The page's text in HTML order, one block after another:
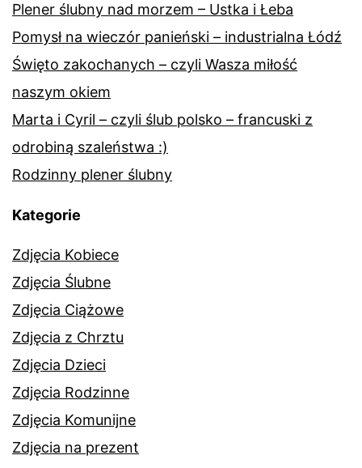
Plener ślubny nad morzem – Ustka i Łeba
Pomysł na wieczór panieński – industrialna Łódź
Święto zakochanych – czyli Wasza miłość
naszym okiem
Marta i Cyril – czyli ślub polsko – francuski z
odrobiną szaleństwa :)
Rodzinny plener ślubny
Kategorie
Zdjęcia Kobiece
Zdjęcia Ślubne
Zdjęcia Ciążowe
Zdjęcia z Chrztu
Zdjęcia Dzieci
Zdjęcia Rodzinne
Zdjęcia Komunijne
Zdjęcia na prezent